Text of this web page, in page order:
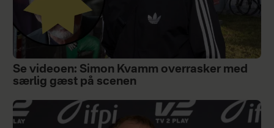
Se videoen: Simon Kvamm overrasker med
særlig gæst på scenen